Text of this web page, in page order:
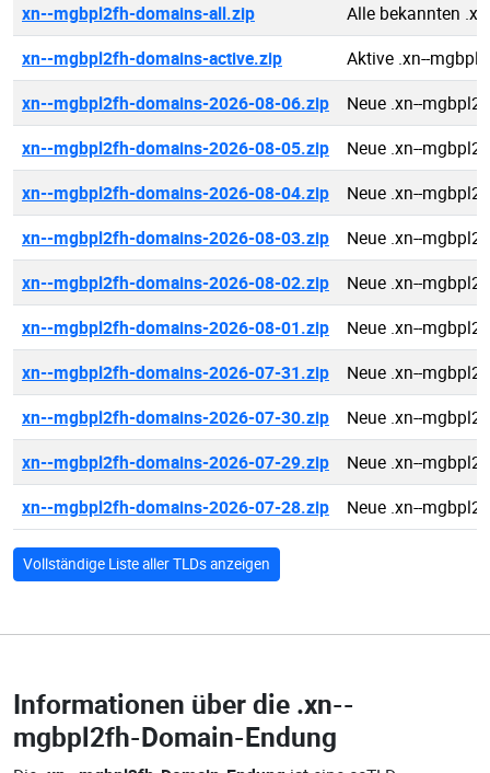
xn--mgbpl2fh-domains-all.zip
Alle bekannten
xn--mgbpl2fh-domains-active.zip
Aktive .xn--
xn--mgbpl2fh-domains-2026-08-06.zip
Neue .xn--
xn--mgbpl2fh-domains-2026-08-05.zip
Neue .xn--
xn--mgbpl2fh-domains-2026-08-04.zip
Neue .xn--
xn--mgbpl2fh-domains-2026-08-03.zip
Neue .xn--
xn--mgbpl2fh-domains-2026-08-02.zip
Neue .xn--
xn--mgbpl2fh-domains-2026-08-01.zip
Neue .xn--
xn--mgbpl2fh-domains-2026-07-31.zip
Neue .xn--
xn--mgbpl2fh-domains-2026-07-30.zip
Neue .xn--
xn--mgbpl2fh-domains-2026-07-29.zip
Neue .xn--
xn--mgbpl2fh-domains-2026-07-28.zip
Neue .xn--
Vollständige Liste aller TLDs anzeigen
Informationen über die .xn--
mgbpl2fh-Domain-Endung